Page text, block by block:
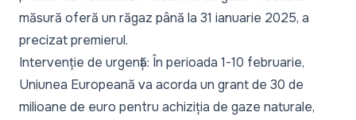
măsură oferă un răgaz până la 31 ianuarie 2025, a
precizat premierul.
Intervenție de urgență: În perioada 1-10 februarie,
Uniunea Europeană va acorda un grant de 30 de
milioane de euro pentru achiziția de gaze naturale,